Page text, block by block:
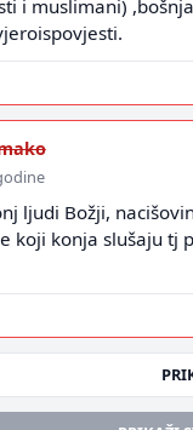
i muslimani)
ljudi Božji,
koji konja slušaju tj